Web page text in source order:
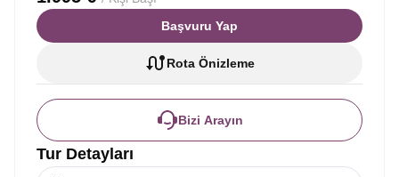
Başvuru Yap
Rota Önizleme
Bizi Arayın
Tur Detayları